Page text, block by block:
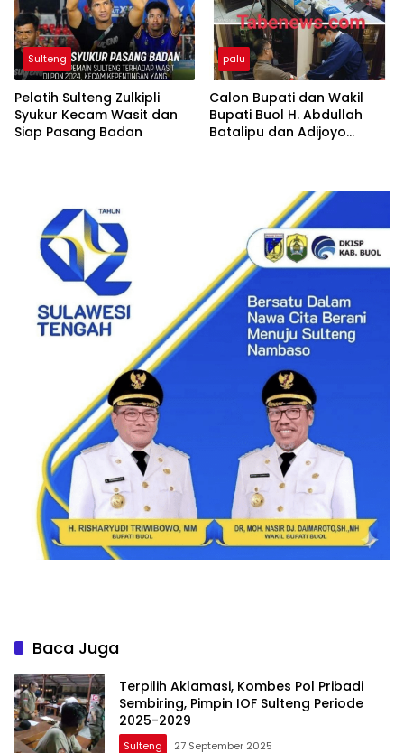
Sulteng
Pelatih Sulteng Zulkipli
Syukur Kecam Wasit dan
Siap Pasang Badan
palu
Calon Bupati dan Wakil
Bupati Buol H. Abdullah
Batalipu dan Adijoyo
Baca Juga
Terpilih Aklamasi, Kombes Pol Pribadi
Sembiring, Pimpin IOF Sulteng Periode
2025-2029
Sulteng 27 September 2025